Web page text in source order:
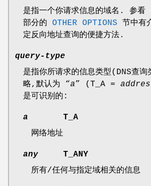
是指一个你请求信息的域名. 参看
部分的 OTHER OPTIONS 节中有
定反向地址查询的便捷方法.
query-type
是指你所请求的信息类型(DNS查
略,默认为 “a” ( T_A =
是可识别的:
a
T_A
网络地址
any
T_ANY
所有/任何与指定域相关的信息